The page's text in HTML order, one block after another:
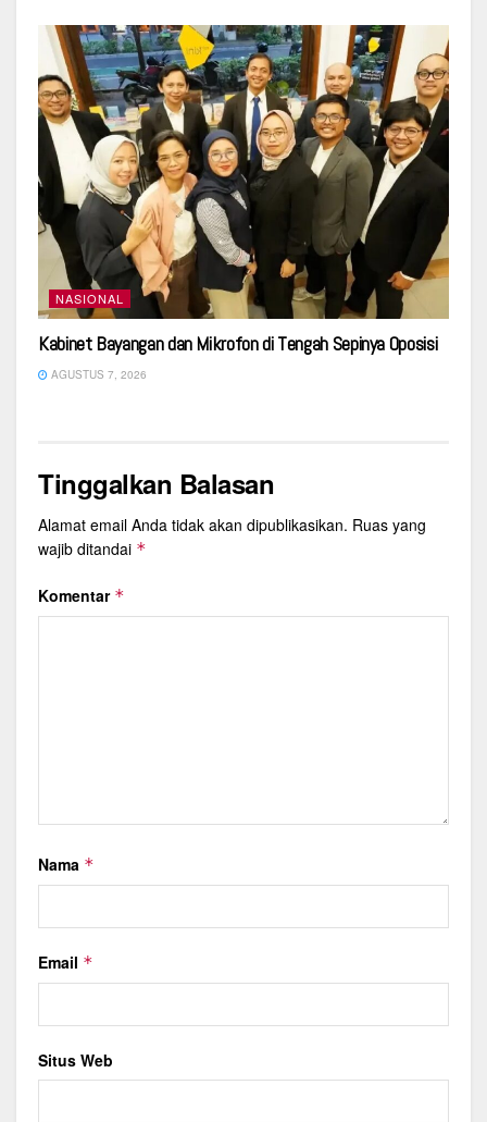
NASIONAL
Kabinet Bayangan dan Mikrofon di Tengah Sepinya Oposisi
AGUSTUS 7, 2026
Tinggalkan Balasan
Alamat email Anda tidak akan dipublikasikan. Ruas yang
wajib ditandai *
Komentar *
Nama *
Email *
Situs Web